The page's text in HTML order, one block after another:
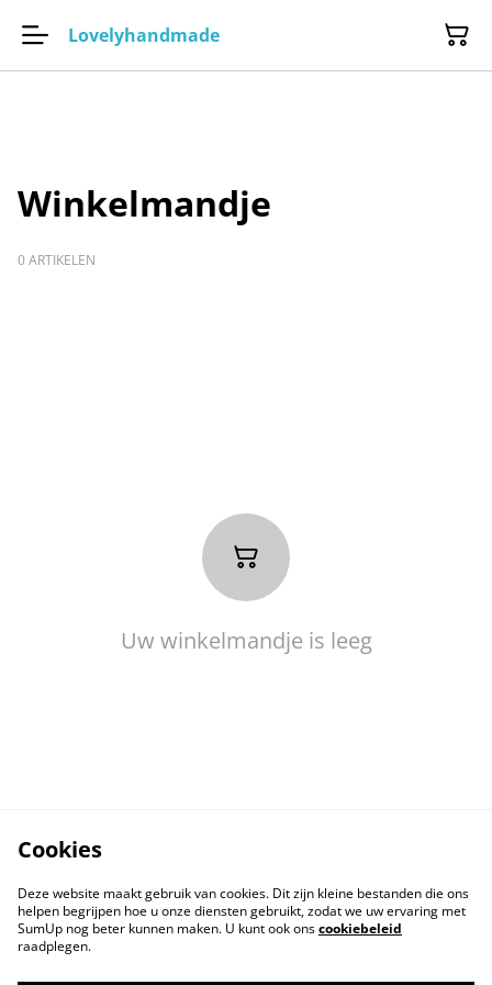
Lovelyhandmade
Winkelmandje
0 ARTIKELEN
Uw winkelmandje is leeg
Cookies
Deze website maakt gebruik van cookies. Dit zijn kleine bestanden die ons
helpen begrijpen hoe u onze diensten gebruikt, zodat we uw ervaring met
SumUp nog beter kunnen maken. U kunt ook onscookiebeleid
raadplegen.